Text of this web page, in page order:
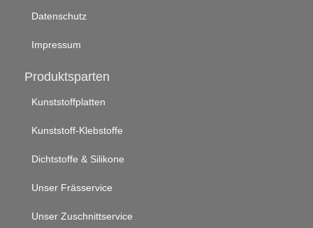
Datenschutz
Impressum
Produktsparten
Kunststoffplatten
Kunststoff-Klebstoffe
Dichtstoffe & Silikone
Unser Frässervice
Unser Zuschnittservice